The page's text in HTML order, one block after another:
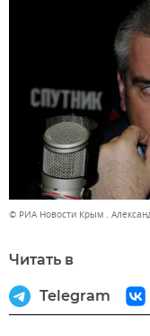
© РИА Новости Крым .
Читать в
Telegram